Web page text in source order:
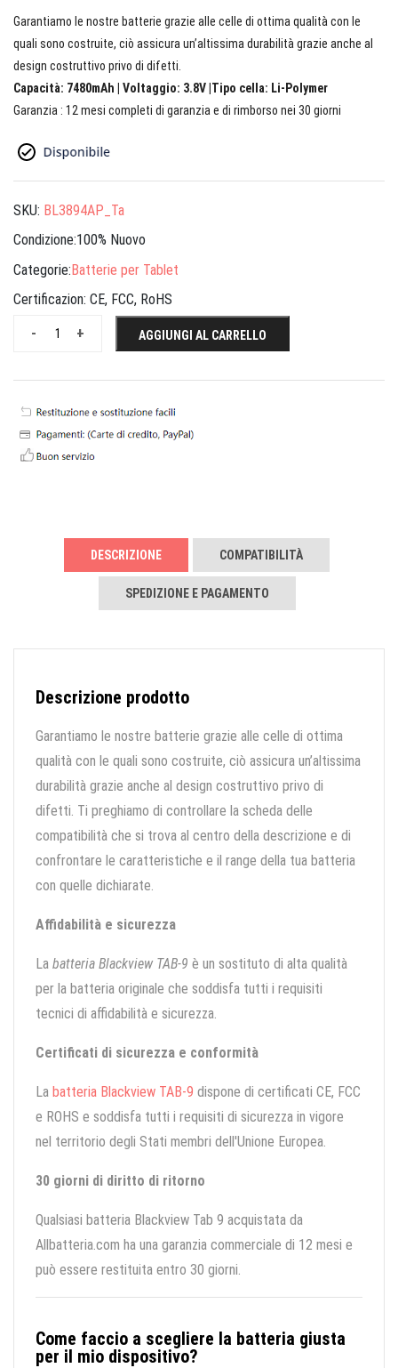
Garantiamo le nostre batterie grazie alle celle di ottima qualità con le
quali sono costruite, ciò assicura un’altissima durabilità grazie anche al
design costruttivo privo di difetti.
Capacità: 7480mAh | Voltaggio: 3.8V |Tipo cella: Li-Polymer
Garanzia : 12 mesi completi di garanzia e di rimborso nei 30 giorni
SKU: BL3894AP_Ta
Condizione:100% Nuovo
Categorie:Batterie per Tablet
Certificazion: CE, FCC, RoHS
+
- AGGIUNGI AL CARRELLO
DESCRIZIONE COMPATIBILITÀ
SPEDIZIONE E PAGAMENTO
Descrizione prodotto
Garantiamo le nostre batterie grazie alle celle di ottima
qualità con le quali sono costruite, ciò assicura un’altissima
durabilità grazie anche al design costruttivo privo di
difetti. Ti preghiamo di controllare la scheda delle
compatibilità che si trova al centro della descrizione e di
confrontare le caratteristiche e il range della tua batteria
con quelle dichiarate.
Affidabilità e sicurezza
La batteria Blackview TAB-9 è un sostituto di alta qualità
per la batteria originale che soddisfa tutti i requisiti
tecnici di affidabilità e sicurezza.
Certificati di sicurezza e conformità
La batteria Blackview TAB-9 dispone di certificati CE, FCC
e ROHS e soddisfa tutti i requisiti di sicurezza in vigore
nel territorio degli Stati membri dell'Unione Europea.
30 giorni di diritto di ritorno
Qualsiasi batteria Blackview Tab 9 acquistata da
Allbatteria.com ha una garanzia commerciale di 12 mesi e
può essere restituita entro 30 giorni.
Come faccio a scegliere la batteria giusta
per il mio dispositivo?